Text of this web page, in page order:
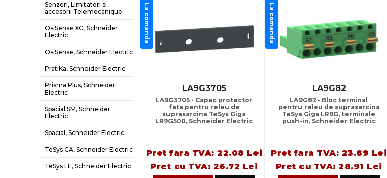
Senzori, Limitatori si
accesorii Telemecanique
OsiSense XC, Schneider
Electric
OsiSense, Schneider Electric
PratiKa, Schneider Electric
Prisma Plus, Schneider
Electric
Spacial SM, Schneider
Electric
Spacial, Schneider Electric
TeSys CA, Schneider Electric
TeSys LE, Schneider Electric
La comanda
LA9G3705
LA9G3705 - Capac protector
fata pentru releu de
suprasarcina TeSys Giga
LR9G500, Schneider Electric
Pret fara TVA: 22.08 Lei
Pret cu TVA: 26.72 Lei
La comanda
LA9G82
LA9G82 - Bloc terminal
pentru releu de suprasarcina
TeSys Giga LR9G, terminale
push-in, Schneider Electric
Pret fara TVA: 23.89 Lei
Pret cu TVA: 28.91 Lei